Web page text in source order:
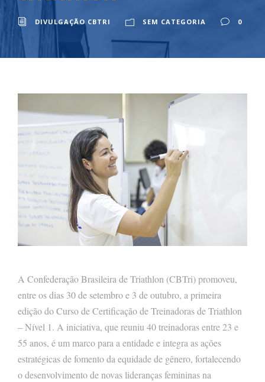
DIVULGAÇÃO CBTRI SEM CATEGORIA 0
A Confederação Brasileira de Triathlon (CBTri) promoveu,
entre os dias 30 de setembro e 3 de outubro, a primeira
edição do Curso de Certificação de Treinadoras de Triathlon
– Nível 1. A iniciativa, que reuniu 40 treinadoras entre 23 e
55 anos, é um marco para a entidade e integra as ações
estratégicas de fomento da equidade de gênero, fortalecendo
o desenvolvimento de novas lideranças femininas na